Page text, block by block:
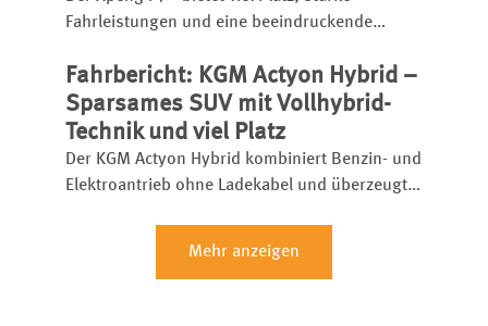
Fahrleistungen und eine beeindruckende
Limousine startet bereits ab 46.600 Euro und
setzt etablierte Rivalen unter Druck.
Fahrbericht: KGM Actyon Hybrid –
Sparsames SUV mit Vollhybrid-
Technik und viel Platz
Der KGM Actyon Hybrid kombiniert Benzin- und
Elektroantrieb ohne Ladekabel und überzeugt
Mehr anzeigen